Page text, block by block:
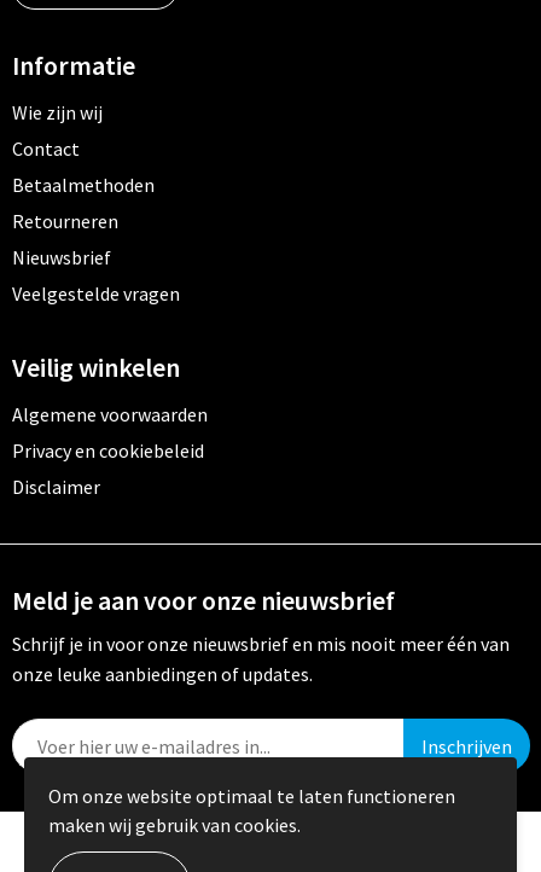
Informatie
Wie zijn wij
Contact
Betaalmethoden
Retourneren
Nieuwsbrief
Veelgestelde vragen
Veilig winkelen
Algemene voorwaarden
Privacy en cookiebeleid
Disclaimer
Meld je aan voor onze nieuwsbrief
Schrijf je in voor onze nieuwsbrief en mis nooit meer één van
onze leuke aanbiedingen of updates.
© Copyright Crystal Promotions 2024
Om onze website optimaal te laten functioneren
maken wij gebruik van cookies.